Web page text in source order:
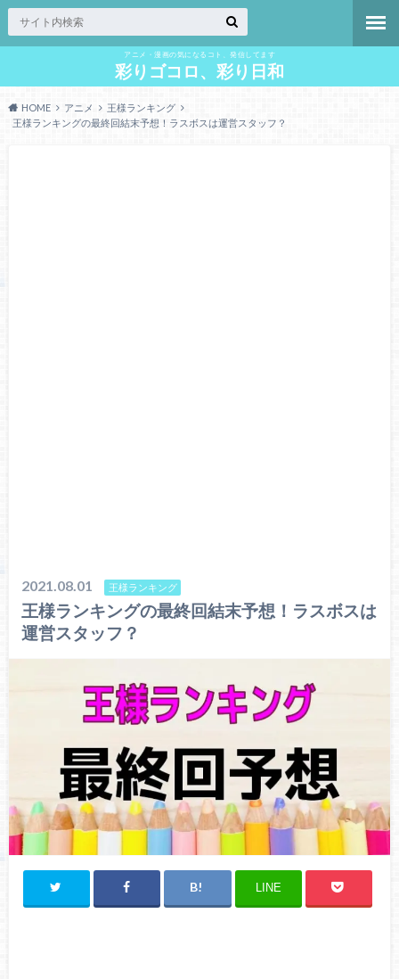
アニメ・漫画の気になるコト、発信してます
彩りゴコロ、彩り日和
HOME アニメ
王様ランキング
王様ランキングの最終回結末予想！ラスボスは運営スタッフ？
2021.08.01 王様ランキング
王様ランキングの最終回結末予想！ラスボスは
運営スタッフ？
LINE